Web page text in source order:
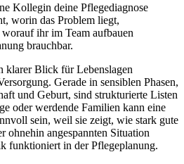
Kollegin deine Pflegediagnose
worin das Problem liegt,
ihr im Team aufbauen
brauchbar.
klarer Blick für Lebenslagen
Gerade in sensiblen Phasen,
und Geburt, sind strukturierte Listen
oder werdende Familien kann eine
sein, weil sie zeigt, wie stark gute
ohnehin angespannten Situation
funktioniert in der Pflegeplanung.